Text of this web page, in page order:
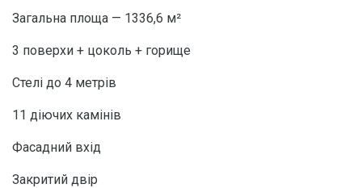
Загальна площа — 1336,6 м²
3 поверхи + цоколь + горище
Стелі до 4 метрів
11 діючих камінів
Фасадний вхід
Закритий двір